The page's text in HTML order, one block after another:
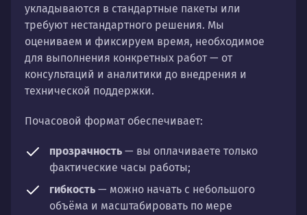
укладываются в стандартные пакеты или
требуют нестандартного решения. Мы
оцениваем и фиксируем время, необходимое
для выполнения конкретных работ — от
консультаций и аналитики до внедрения и
технической поддержки.
Почасовой формат обеспечивает:
прозрачность — вы оплачиваете только
фактические часы работы;
гибкость — можно начать с небольшого
объёма и масштабировать по мере